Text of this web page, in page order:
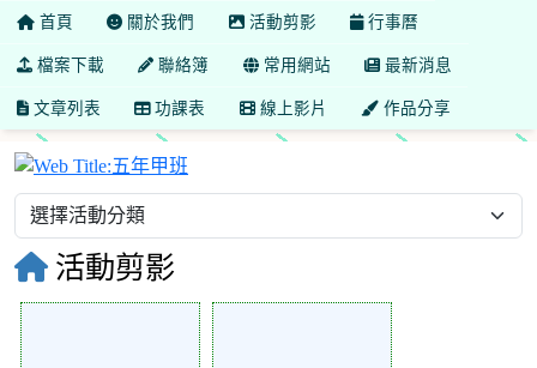
首頁 關於我們 活動剪影 行事曆
檔案下載 聯絡簿 常用網站 最新消息
文章列表 功課表 線上影片 作品分享
活動剪影